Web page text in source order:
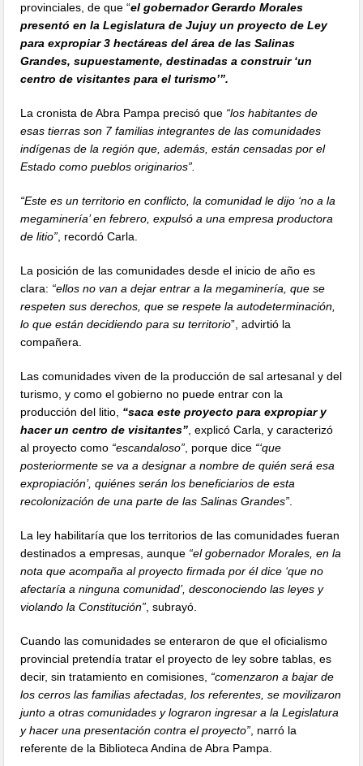
provinciales, de que “el gobernador Gerardo Morales
presentó en la Legislatura de Jujuy un proyecto de Ley
para expropiar 3 hectáreas del área de las Salinas
Grandes, supuestamente, destinadas a construir ‘un
centro de visitantes para el turismo’”.
La cronista de Abra Pampa precisó que “los habitantes de
esas tierras son 7 familias integrantes de las comunidades
indígenas de la región que, además, están censadas por el
Estado como pueblos originarios”.
“Este es un territorio en conflicto, la comunidad le dijo ‘no a la
megaminería’ en febrero, expulsó a una empresa productora
de litio” , recordó Carla.
La posición de las comunidades desde el inicio de año es
clara: “ellos no van a dejar entrar a la megaminería, que se
respeten sus derechos, que se respete la autodeterminación,
lo que están decidiendo para su territorio”, advirtió la
compañera.
Las comunidades viven de la producción de sal artesanal y del
turismo, y como el gobierno no puede entrar con la
producción del litio, “saca este proyecto para expropiar y
hacer un centro de visitantes” , explicó Carla, y caracterizó
al proyecto como “escandaloso” , porque dice “‘que
posteriormente se va a designar a nombre de quién será esa
expropiación’, quiénes serán los beneficiarios de esta
recolonización de una parte de las Salinas Grandes”
La ley habilitaría que los territorios de las comunidades fueran
destinados a empresas, aunque “el gobernador Morales, en la
nota que acompaña al proyecto firmada por él dice ‘que no
afectaría a ninguna comunidad’, desconociendo las leyes y
violando la Constitución” , subrayó.
Cuando las comunidades se enteraron de que el oficialismo
provincial pretendía tratar el proyecto de ley sobre tablas, es
decir, sin tratamiento en comisiones, “comenzaron a bajar de
los cerros las familias afectadas, los referentes, se movilizaron
junto a otras comunidades y lograron ingresar a la Legislatura
y hacer una presentación contra el proyecto” , narró la
referente de la Biblioteca Andina de Abra Pampa.